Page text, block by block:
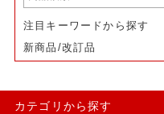
注目キーワードから探す
新商品/改訂品
カテゴリから探す